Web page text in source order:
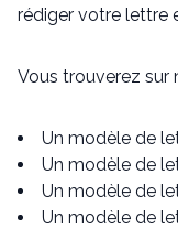
rédiger votre lettre
Vous trouverez sur
Un modèle de
Un modèle de
Un modèle de
Un modèle de